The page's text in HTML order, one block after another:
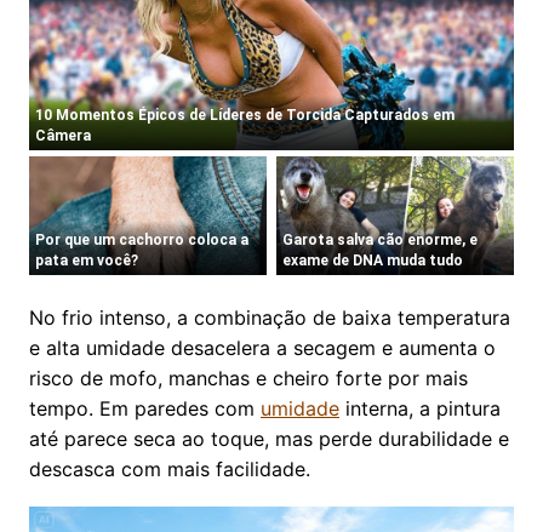
No frio intenso, a combinação de baixa temperatura
e alta umidade desacelera a secagem e aumenta o
risco de mofo, manchas e cheiro forte por mais
tempo. Em paredes com umidade interna, a pintura
até parece seca ao toque, mas perde durabilidade e
descasca com mais facilidade.